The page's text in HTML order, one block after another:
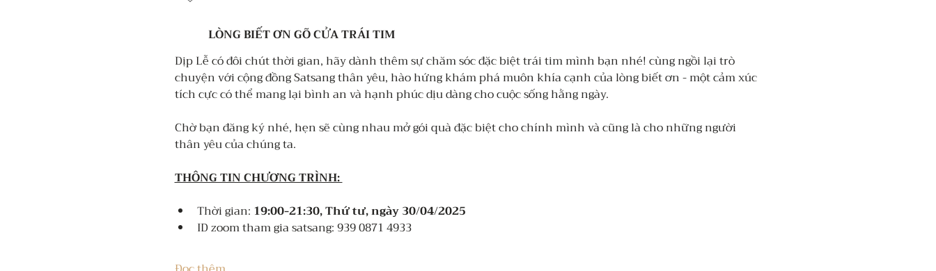
LÒNG BIẾT ƠN GÕ CỬA TRÁI TIM
Dịp Lễ có đôi chút thời gian, hãy dành thêm sự chăm sóc đặc biệt trái tim mình bạn nhé! cùng ngồi lại trò
chuyện với cộng đồng Satsang thân yêu, hào hứng khám phá muôn khía cạnh của lòng biết ơn - một cảm xúc
tích cực có thể mang lại bình an và hạnh phúc dịu dàng cho cuộc sống hằng ngày.
Chờ bạn đăng ký nhé, hẹn sẽ cùng nhau mở gói quà đặc biệt cho chính mình và cũng là cho những người
thân yêu của chúng ta.
THÔNG TIN CHƯƠNG TRÌNH:
Thời gian: 19:00-21:30, Thứ tư, ngày 30/04/2025
ID zoom tham gia satsang: 939 0871 4933